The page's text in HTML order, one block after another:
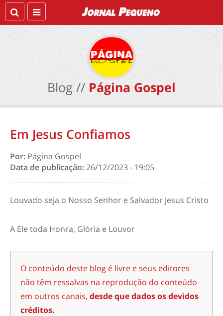
Blog // Página Gospel
Em Jesus Confiamos
Por: Página Gospel
Data de publicação:26/12/2023 - 19:05
Louvado seja o Nosso Senhor e Salvador Jesus Cristo
A Ele toda Honra, Glória e Louvor
O conteúdo deste blog é livre e seus editores
não têm ressalvas na reprodução do conteúdo
em outros canais, desde que dados os devidos
créditos.